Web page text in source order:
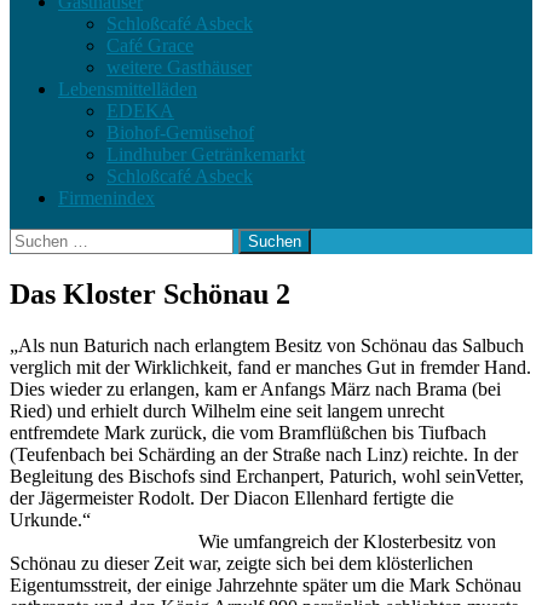
Schloßcafé Asbeck
Café Grace
weitere Gasthäuser
Lebensmittelläden
EDEKA
Biohof-Gemüsehof
Lindhuber Getränkemarkt
Schloßcafé Asbeck
Firmenindex
Suchen
nach:
Das Kloster Schönau 2
„Als nun Baturich nach erlangtem Besitz von Schönau das Salbuch
verglich mit der Wirklichkeit, fand er manches Gut in fremder Hand.
Dies wieder zu erlangen, kam er Anfangs März nach Brama (bei
Ried) und erhielt durch Wilhelm eine seit langem unrecht
entfremdete Mark zurück, die vom Bramflüßchen bis Tiufbach
(Teufenbach bei Schärding an der Straße nach Linz) reichte. In der
Begleitung des Bischofs sind Erchanpert, Paturich, wohl seinVetter,
der Jägermeister Rodolt. Der Diacon Ellenhard fertigte die
Urkunde.“
Wie umfangreich der Klosterbesitz von
Schönau zu dieser Zeit war, zeigte sich bei dem klösterlichen
Eigentumsstreit, der einige Jahrzehnte später um die Mark Schönau